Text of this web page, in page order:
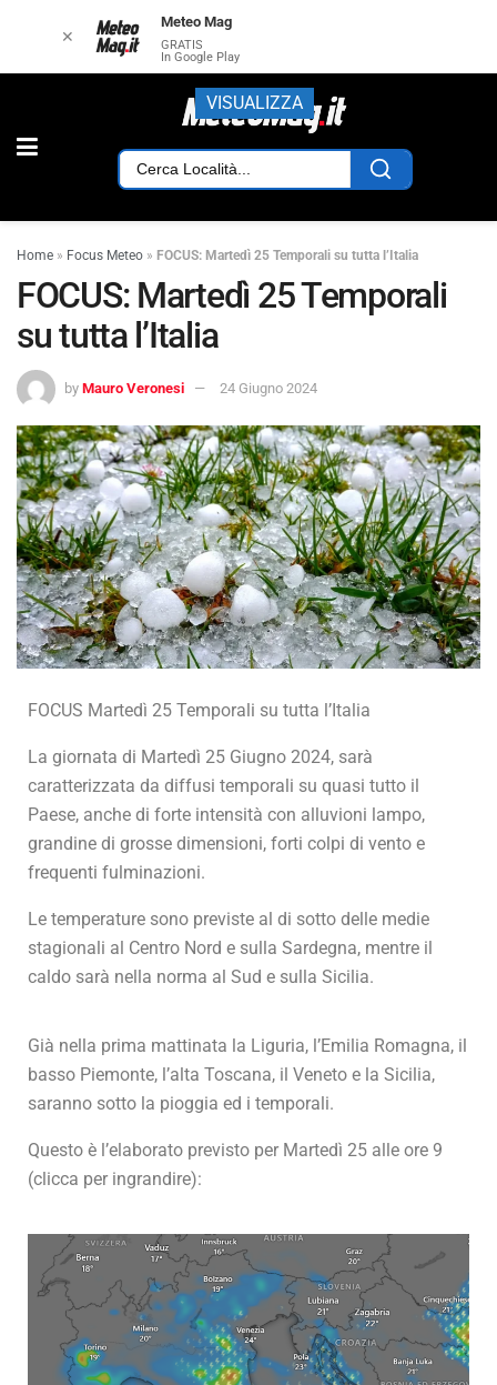
Home » Focus Meteo » FOCUS: Martedì 25 Temporali su tutta l’Italia
FOCUS: Martedì 25 Temporali
su tutta l’Italia
by Mauro Veronesi 24 Giugno 2024
FOCUS Martedì 25 Temporali su tutta l’Italia
La giornata di Martedì 25 Giugno 2024, sarà
caratterizzata da diffusi temporali su quasi tutto il
Paese, anche di forte intensità con alluvioni lampo,
grandine di grosse dimensioni, forti colpi di vento e
frequenti fulminazioni.
Le temperature sono previste al di sotto delle medie
stagionali al Centro Nord e sulla Sardegna, mentre il
caldo sarà nella norma al Sud e sulla Sicilia.
Già nella prima mattinata la Liguria, l’Emilia Romagna, il
basso Piemonte, l’alta Toscana, il Veneto e la Sicilia,
saranno sotto la pioggia ed i temporali.
Questo è l’elaborato previsto per Martedì 25 alle ore 9
(clicca per ingrandire):
✕
Meteo Mag
GRATIS
In Google Play
VISUALIZZA